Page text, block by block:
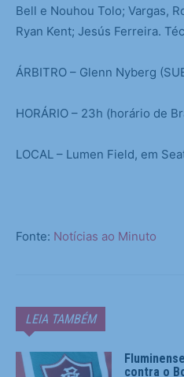
Bell e Nouhou Tolo; Vargas,
Ryan Kent; Jesús Ferreira.
ÁRBITRO – Glenn Nyberg
HORÁRIO – 23h (horário de
LOCAL – Lumen Field, em
Fonte: Notícias ao Minuto
LEIA TAMBÉM
contra o